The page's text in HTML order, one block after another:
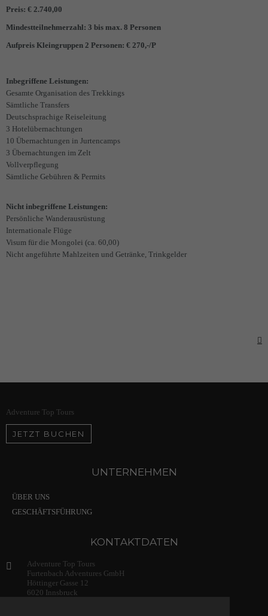
Preis: € 2.740,00
Mindestteilnehmerzahl: 3 bis max. 8 Personen
Aufpreis Kleingruppen 2 Personen: € 270,-/P
Inbegriffene Leistungen:
Gesamte Organisation des Trekkings
Sämtliche Transfers
Deutschsprachige Reiseleitung
3 Hotelübernachtungen
10 Übernachtungen in Jurtencamps
3 Übernachtungen im Zelt
Vollverpflegung
Sämtliche Gebühren & Permits
Nicht inbegriffene Leistungen:
Persönliche Wanderausrüstung
Internationale Flüge
Visum für die Mongolei (ca. 60,00)
Nicht angeführte Mahlzeiten und Getränke, Trinkgelder
Adventure Top Tours
JETZT BUCHEN
UNTERNEHMEN
ÜBER UNS
GESCHÄFTSFÜHRUNG
KONTAKTDATEN
Adventure Top Tours
Furtenbach Adventures GmbH
Höttinger Gasse 12
6020 Innsbruck